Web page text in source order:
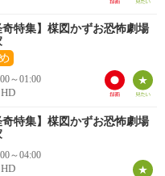
奇特集】楳図かずお恐怖劇場
～01:00
奇特集】楳図かずお恐怖劇場
～04:00